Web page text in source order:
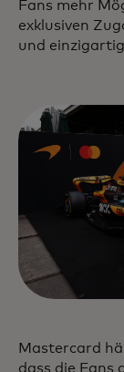
Fans mehr
exklusiven
und
Mastercard
dass die Fans